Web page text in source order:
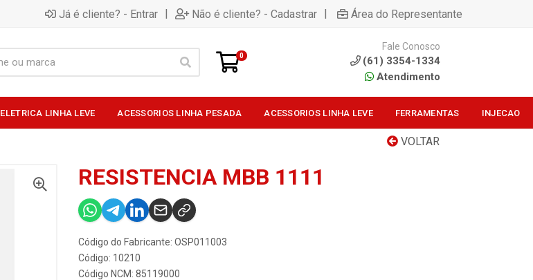
Já é cliente? - Entrar | Não é cliente? - Cadastrar | Área do Representante
0
Fale Conosco
(61) 3354-1334
Atendimento
ELETRICA LINHA LEVE ACESSORIOS LINHA PESADA ACESSORIOS LINHA LEVE FERRAMENTAS INJECAO
VOLTAR
RESISTENCIA MBB 1111
Código do Fabricante: OSP011003
Código: 10210
Código NCM: 85119000